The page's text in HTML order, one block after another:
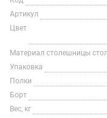
Артикул
Цвет
Материал столешницы
Упаковка
Полки
Борт
Вес, кг